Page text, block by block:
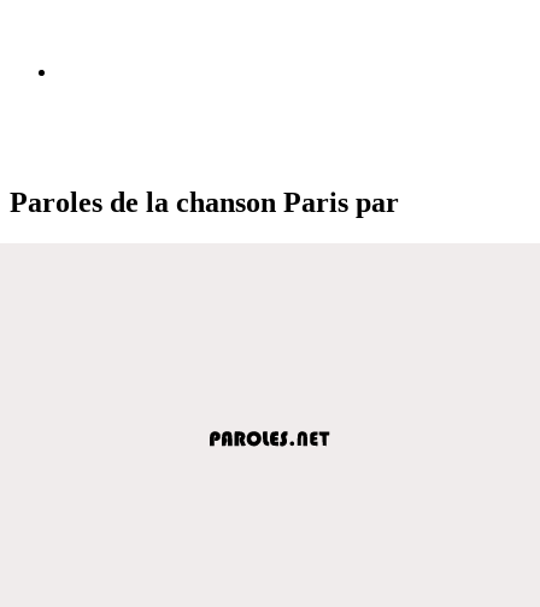
Paroles de la chanson Paris par